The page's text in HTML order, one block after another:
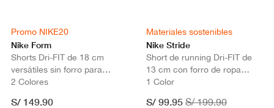
Promo NIKE20
Nike Form
Shorts Dri-FIT de 18 cm
versátiles sin forro para
hombre
2 Colores
S/ 149.90
Materiales sostenibles
Nike Stride
Short de running Dri-FIT de
13 cm con forro de ropa
interior para hombre
1 Color
S/ 99.95 S/ 199.90